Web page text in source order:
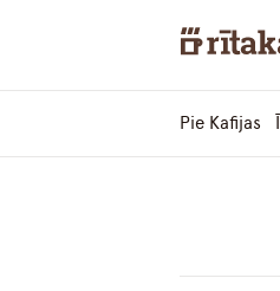
Pie Kafijas